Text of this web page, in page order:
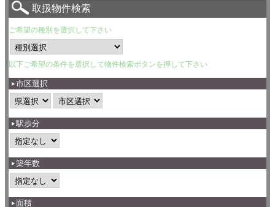
取扱物件検索
ご希望の種別を選択して下さい
以下ご希望の条件を選択して物件検索ボタンを押して下さい
市区選択
駅歩分
築年数
面積